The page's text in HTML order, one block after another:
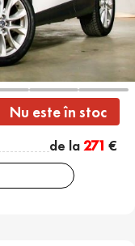
Nu este în stoc
de la271 €